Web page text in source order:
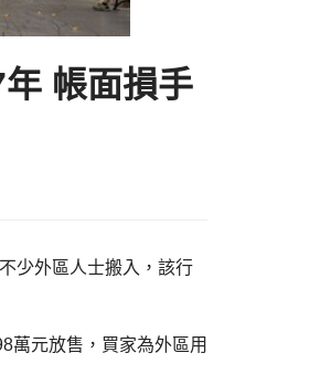
帳面損手
少外區人士搬入，該行
萬元放售，買家為外區用